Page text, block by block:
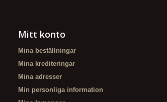
Mitt konto
Mina beställningar
Mina krediteringar
Mina adresser
Min personliga information